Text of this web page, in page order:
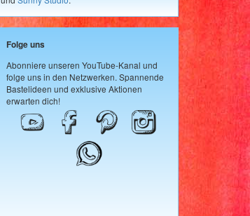
Folge uns
Abonniere unseren YouTube-Kanal und
folge uns in den Netzwerken. Spannende
Bastelideen und exklusive Aktionen
erwarten dich!